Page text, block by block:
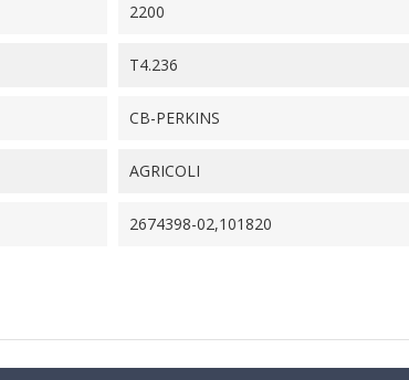
2200
T4.236
CB-PERKINS
AGRICOLI
2674398-02,101820